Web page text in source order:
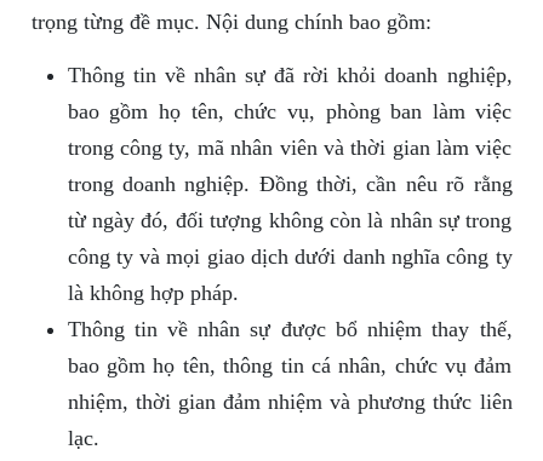
trọng từng đề mục. Nội dung chính bao gồm:
Thông tin về nhân sự đã rời khỏi doanh nghiệp,
bao gồm họ tên, chức vụ, phòng ban làm việc
trong công ty, mã nhân viên và thời gian làm việc
trong doanh nghiệp. Đồng thời, cần nêu rõ rằng
từ ngày đó, đối tượng không còn là nhân sự trong
công ty và mọi giao dịch dưới danh nghĩa công ty
là không hợp pháp.
Thông tin về nhân sự được bổ nhiệm thay thế,
bao gồm họ tên, thông tin cá nhân, chức vụ đảm
nhiệm, thời gian đảm nhiệm và phương thức liên
lạc.